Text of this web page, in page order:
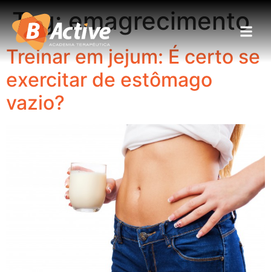
Tag:emagrecimento
Treinar em jejum: É certo se
exercitar de estômago
vazio?